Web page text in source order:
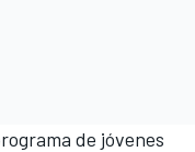
de jóvenes